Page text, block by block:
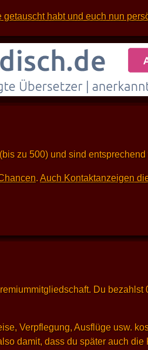
habt und euch nun
zu 500) und sind
. Auch Kontaktanzeigen
Du
Verpflegung, Ausflüge usw.
damit, dass du später auch die